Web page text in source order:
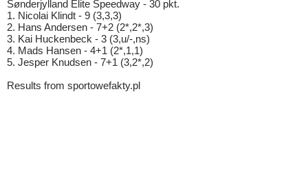
Sønderjylland Elite Speedway - 30 pkt.
1. Nicolai Klindt - 9 (3,3,3)
2. Hans Andersen - 7+2 (2*,2*,3)
3. Kai Huckenbeck - 3 (3,u/-,ns)
4. Mads Hansen - 4+1 (2*,1,1)
5. Jesper Knudsen - 7+1 (3,2*,2)
Results from sportowefakty.pl